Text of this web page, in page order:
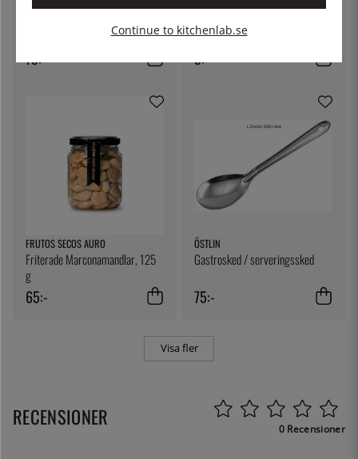
79:- 5:-
FRUTOS SECOS AURO
Friterade Marconamandlar, 125
g
65:-
ÖSTLIN
Gastrosked / serveringssked
75:-
Visa fler
RECENSIONER 0 Recensioner
Continue to kitchenlab.se